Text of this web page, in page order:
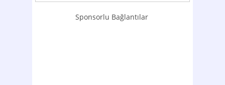
Sponsorlu Bağlantılar